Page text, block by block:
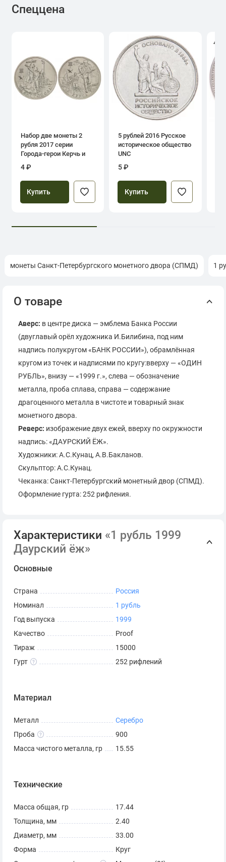
Спеццена
Набор две монеты 2
рубля 2017 серии
Города-герои Керчь и
4 ₽
Купить
5 рублей 2016 Русское
историческое общество
UNC
5 ₽
Купить
4.0
монеты Санкт-Петербургского монетного двора (СПМД) 1
О товаре
Аверс: в центре диска — эмблема Банка России
(двуглавый орёл художника И.Билибина, под ним
надпись полукругом «БАНК РОССИИ»), обрамлённая
кругом из точек и надписями по кругу:вверху — «ОДИН
РУБЛЬ», внизу — «1999 г.», слева — обозначение
металла, проба сплава, справа — содержание
драгоценного металла в чистоте и товарный знак
монетного двора.
Реверс: изображение двух ежей, вверху по окружности
надпись: «ДАУРСКИЙ ЁЖ».
Художники: А.С.Кунац, А.В.Бакланов.
Скульптор: А.С.Кунац.
Чеканка: Санкт-Петербургский монетный двор (СПМД).
Оформление гурта: 252 рифления.
Характеристики «1 рубль 1999
Даурский ёж»
Основные
Страна
Россия
Номинал
1 рубль
Год выпуска
1999
Качество
Proof
Тираж
15000
Гурт
252 рифлений
Материал
Металл
Серебро
Проба
900
Масса чистого металла, гр
15.55
Технические
Масса общая, гр
17.44
Толщина, мм
2.40
Диаметр, мм
33.00
Форма
Круг